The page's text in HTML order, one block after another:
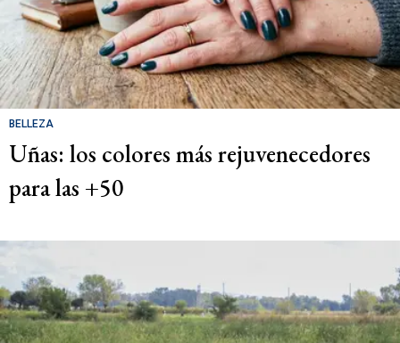
BELLEZA
Uñas: los colores más rejuvenecedores
para las +50